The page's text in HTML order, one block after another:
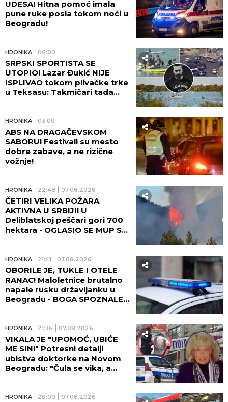
UDESA! Hitna pomoć imala
pune ruke posla tokom noći u
Beogradu!
HRONIKA 06:00
SRPSKI SPORTISTA SE
UTOPIO! Lazar Đukić NIJE
ISPLIVAO tokom plivačke trke
u Teksasu: Takmičari tada
HRONIKA 03:00
ABS NA DRAGAČEVSKOM
SABORU! Festivali su mesto
dobre zabave, a ne rizične
vožnje!
HRONIKA 22:48 07.08.2026
ČETIRI VELIKA POŽARA
AKTIVNA U SRBIJI! U
Deliblatskoj peščari gori 700
hektara - OGLASIO SE MUP SA
HRONIKA 21:41 07.08.2026
OBORILE JE, TUKLE I OTELE
RANAC! Maloletnice brutalno
napale rusku državljanku u
Beogradu - BOGA SPOZNALE
HRONIKA 21:36 07.08.2026
VIKALA JE "UPOMOĆ, UBIĆE
ME SIN!" Potresni detalji
ubistva doktorke na Novom
Beogradu: "Čula se vika, a
HRONIKA 20:00 07.08.2026